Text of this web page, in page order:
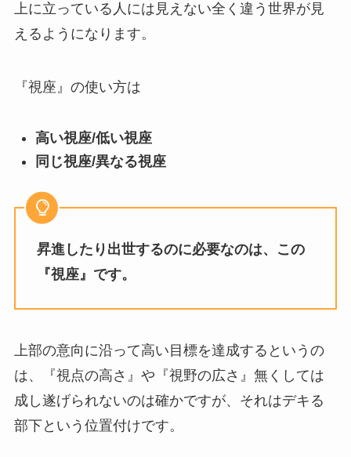
上に立っている人には見えない全く違う世界が見
えるようになります。
『視座』の使い方は
高い視座/低い視座
同じ視座/異なる視座
昇進したり出世するのに必要なのは、この
『視座』です。
上部の意向に沿って高い目標を達成するというの
は、『視点の高さ』や『視野の広さ』無くしては
成し遂げられないのは確かですが、それはデキる
部下という位置付けです。